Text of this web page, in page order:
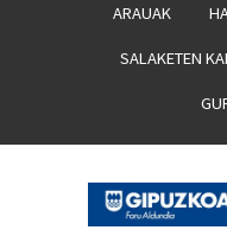
ARAUAK
SALAKETEN